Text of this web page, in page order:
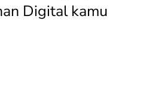
Digital kamu